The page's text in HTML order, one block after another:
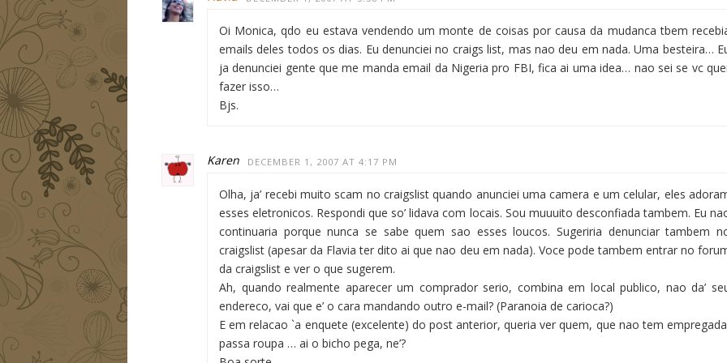
Oi Monica, qdo eu estava vendendo um monte de coisas por causa da mudanca tbem
emails deles todos os dias. Eu denunciei no craigs list, mas nao deu em nada. Uma besteira…
ja denunciei gente que me manda email da Nigeria pro FBI, fica ai uma idea… nao sei se vc
fazer isso…
Bjs.
Karen DECEMBER 1, 2007 AT 4:17 PM
Olha, ja’ recebi muito scam no craigslist quando anunciei uma camera e um celular, eles
esses eletronicos. Respondi que so’ lidava com locais. Sou muuuito desconfiada tambem. Eu
continuaria porque nunca se sabe quem sao esses loucos. Sugeriria denunciar tambem
craigslist (apesar da Flavia ter dito ai que nao deu em nada). Voce pode tambem entrar no
da craigslist e ver o que sugerem.
Ah, quando realmente aparecer um comprador serio, combina em local publico, nao da’
endereco, vai que e’ o cara mandando outro e-mail? (Paranoia de carioca?)
E em relacao `a enquete (excelente) do post anterior, queria ver quem, que nao tem
passa roupa … ai o bicho pega, ne’?